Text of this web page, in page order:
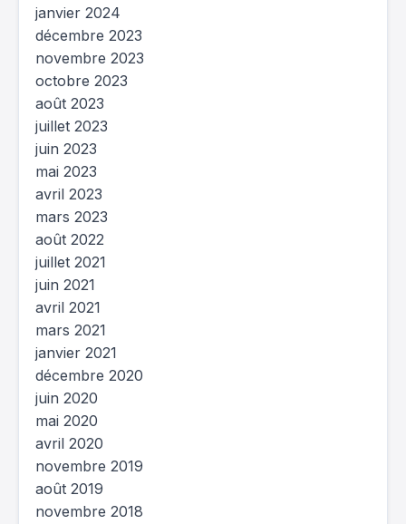
janvier 2024
décembre 2023
novembre 2023
octobre 2023
août 2023
juillet 2023
juin 2023
mai 2023
avril 2023
mars 2023
août 2022
juillet 2021
juin 2021
avril 2021
mars 2021
janvier 2021
décembre 2020
juin 2020
mai 2020
avril 2020
novembre 2019
août 2019
novembre 2018